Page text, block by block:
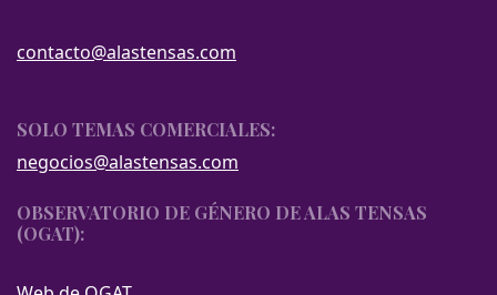
contacto@alastensas.com
SOLO TEMAS COMERCIALES:
negocios@alastensas.com
OBSERVATORIO DE GÉNERO DE ALAS TENSAS
(OGAT):